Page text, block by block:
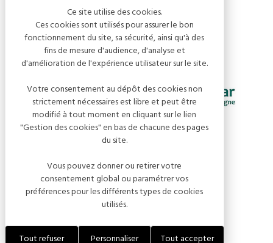
MENTIONS LÉGALES GESTION DES COOKIES
RÉALISATION KOREDGE
Ce site utilise des cookies.
Ces cookies sont utilisés pour assurer le bon
fonctionnement du site, sa sécurité, ainsi qu'à des
fins de mesure d'audience, d'analyse et
d'amélioration de l'expérience utilisateur sur le site.
Votre consentement au dépôt des cookies non
strictement nécessaires est libre et peut être
modifié à tout moment en cliquant sur le lien
"Gestion des cookies" en bas de chacune des pages
du site.
Vous pouvez donner ou retirer votre
consentement global ou paramétrer vos
préférences pour les différents types de cookies
utilisés.
Tout accepter
Tout refuser Personnaliser